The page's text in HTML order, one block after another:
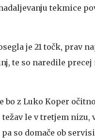
tekmice
je 21 točk, prav
te so naredile precej
bo z Luko Koper očitno
le v tretjem nizu,
so domače ob